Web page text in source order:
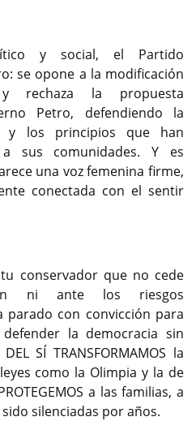
y social, el Partido
se opone a la modificación
rechaza la propuesta
Petro, defendiendo la
y los principios que han
sus comunidades. Y es
una voz femenina firme,
conectada con el sentir
conservador que no cede
ni ante los riesgos
parado con convicción para
defender la democracia sin
SÍ TRANSFORMAMOS la
como la Olimpia y la de
a las familias, a
silenciadas por años.